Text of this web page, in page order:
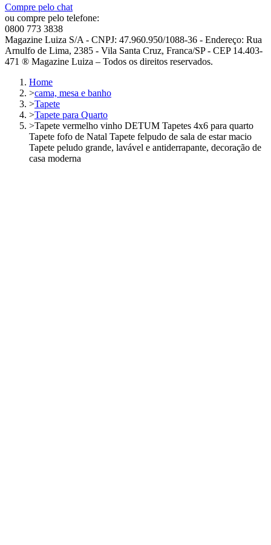
Compre pelo chat
ou compre pelo telefone:
0800 773 3838
Magazine Luiza S/A - CNPJ: 47.960.950/1088-36 - Endereço: Rua
Arnulfo de Lima, 2385 - Vila Santa Cruz, Franca/SP - CEP 14.403-
471 ® Magazine Luiza – Todos os direitos reservados.
Home
>cama, mesa e banho
>Tapete
>Tapete para Quarto
>Tapete vermelho vinho DETUM Tapetes 4x6 para quarto
Tapete fofo de Natal Tapete felpudo de sala de estar macio
Tapete peludo grande, lavável e antiderrapante, decoração de
casa moderna